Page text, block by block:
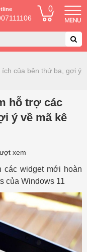
0
của bên thứ ba, gợi ý
hỗ trợ các
ý về mã kê
xem
các widget mới hoàn
của Windows 11